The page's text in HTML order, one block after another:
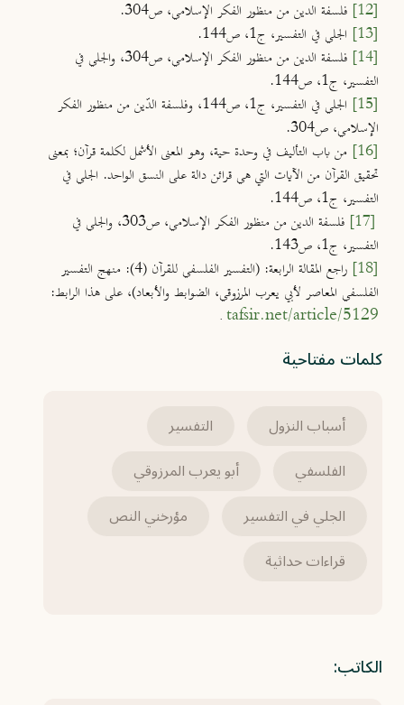
[12]
فلسفة الدين من منظور الفكر الإسلامي، ص304.
[13]
الجلي في التفسير، ج1، ص144.
[14]
فلسفة الدين من منظور الفكر الإسلامي، ص304، والجلي في
التفسير، ج1، ص144.
[15]
الجلي في التفسير، ج1، ص144، وفلسفة الدّين من منظور الفكر
الإسلامي، ص304.
[16]
من باب التأليف في وحدة حية، وهو المعنى الأشمل لكلمة قرآن؛ بمعنى
تحقيق القرآن من الآيات التي هي قرائن دالة على النسق الواحد. الجلي في
التفسير، ج1، ص144.
[17]
فلسفة الدين من منظور الفكر الإسلامي، ص303، والجلي في
التفسير، ج1، ص143.
[18]
راجع المقالة الرابعة: (التفسير الفلسفي للقرآن (4): منهج التفسير
الفلسفي المعاصر لأبي يعرب المرزوقي، الضوابط والأبعاد)، على هذا الرابط:
tafsir.net/article/5129
.
كلمات مفتاحية
أسباب النزول
التفسير
الفلسفي
أبو يعرب المرزوقي
الجلي في التفسير
مؤرخني النص
قراءات حداثية
الكاتب: